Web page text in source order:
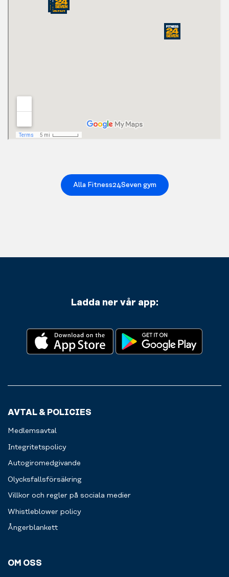
Alla Fitness24Seven gym
Ladda ner vår app:
AVTAL & POLICIES
Medlemsavtal
Integritetspolicy
Autogiromedgivande
Olycksfallsförsäkring
Villkor och regler på sociala medier
Whistleblower policy
Ångerblankett
OM OSS